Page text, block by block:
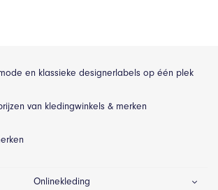
en klassieke designerlabels op één plek
van kledingwinkels & merken
Onlinekleding